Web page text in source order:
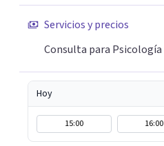
Servicios y precios
Consulta para Psicología
Hoy
15:00 16:00